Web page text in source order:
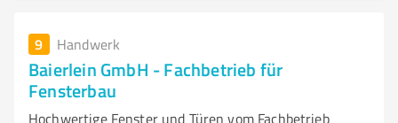
9 Handwerk
Baierlein GmbH - Fachbetrieb für
Fensterbau
Hochwertige Fenster und Türen vom Fachbetrieb